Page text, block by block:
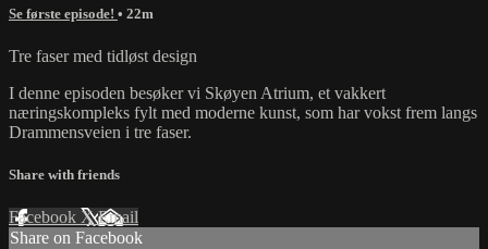
Se første episode! • 22m
Tre faser med tidløst design
I denne episoden besøker vi Skøyen Atrium, et vakkert
næringskompleks fylt med moderne kunst, som har vokst frem langs
Drammensveien i tre faser.
Share with friends
Facebook XEmail
Share on Facebook